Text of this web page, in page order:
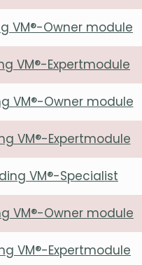
VM®-Owner module
VM®-Expertmodule
VM®-Owner module
VM®-Expertmodule
VM®-Specialist
VM®-Owner module
VM®-Expertmodule